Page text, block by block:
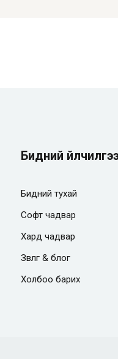
Бидний
Бидний тухай
Софт чадвар
Хард чадвар
Зөвлөгөө & блог
Холбоо барих